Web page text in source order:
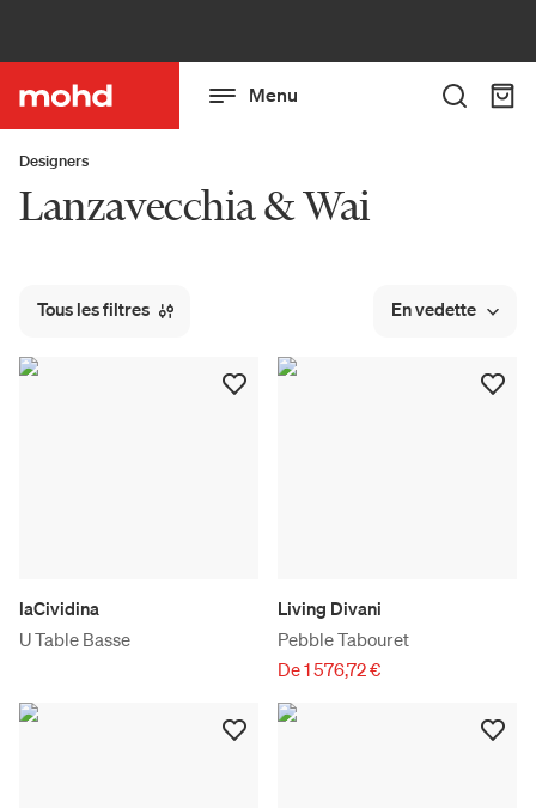
Menu
Designers
Lanzavecchia & Wai
Tous les filtres En vedette
laCividina
U Table Basse
Living Divani
Pebble Tabouret
De 1 576,72 €